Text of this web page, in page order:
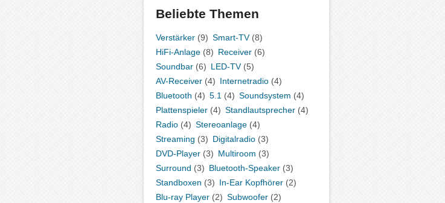
Beliebte Themen
Verstärker (9) Smart-TV (8)
HiFi-Anlage (8) Receiver (6)
Soundbar (6) LED-TV (5)
AV-Receiver (4) Internetradio (4)
Bluetooth (4) 5.1 (4) Soundsystem (4)
Plattenspieler (4) Standlautsprecher (4)
Radio (4) Stereoanlage (4)
Streaming (3) Digitalradio (3)
DVD-Player (3) Multiroom (3)
Surround (3) Bluetooth-Speaker (3)
Standboxen (3) In-Ear Kopfhörer (2)
Blu-ray Player (2) Subwoofer (2)